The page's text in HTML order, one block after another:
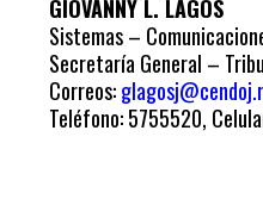
GIOVANNY L. LAGOS
Sistemas –
Secretaría General –
Correos:
Teléfono: 5755520,